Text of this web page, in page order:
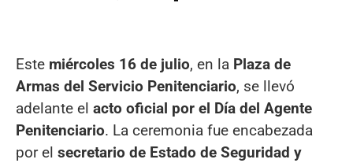
Este miércoles 16 de julio, en la Plaza de
Armas del Servicio Penitenciario, se llevó
adelante el acto oficial por el Día del Agente
Penitenciario. La ceremonia fue encabezada
por el secretario de Estado de Seguridad y